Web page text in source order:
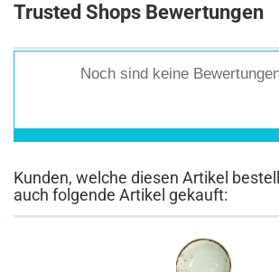
Trusted Shops Bewertungen
Noch sind keine
Kunden, welche diesen Artikel
auch folgende Artikel gekauft: